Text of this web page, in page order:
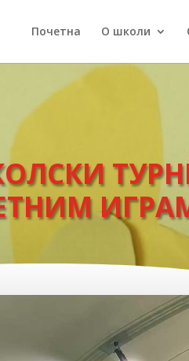
Почетна О школи